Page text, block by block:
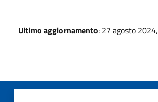
Ultimo aggiornamento: 27 agosto